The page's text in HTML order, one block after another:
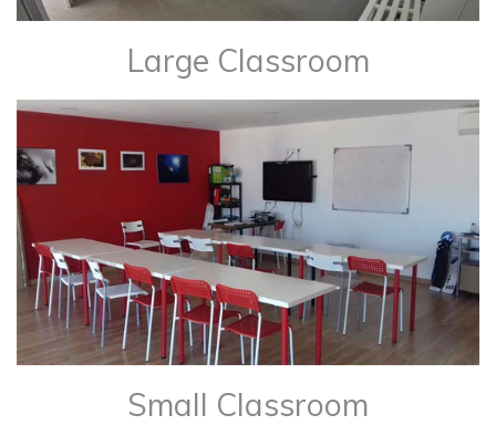
Large Classroom
Small Classroom